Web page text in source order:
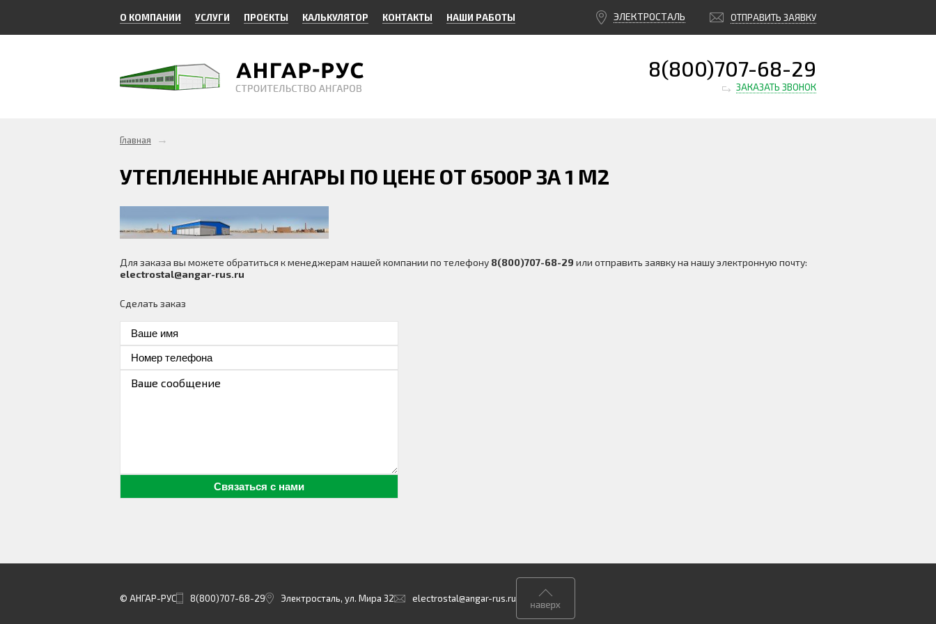
О КОМПАНИИ УСЛУГИ ПРОЕКТЫ КАЛЬКУЛЯТОР КОНТАКТЫ НАШИ РАБОТЫ ОТПРАВИТЬ ЗАЯВКУ
ЭЛЕКТРОСТАЛЬ
8(800)707-68-29
ЗАКАЗАТЬ ЗВОНОК
Главная →
УТЕПЛЕННЫЕ АНГАРЫ ПО ЦЕНЕ ОТ 6500Р ЗА 1 М2
Для заказа вы можете обратиться к менеджерам нашей компании по телефону 8(800)707-68-29 или отправить заявку на нашу электронную почту:
electrostal@angar-rus.ru
Сделать заказ
© АНГАР-РУС 8(800)707-68-29 Электросталь, ул. Мира 32 electrostal@angar-rus.ru